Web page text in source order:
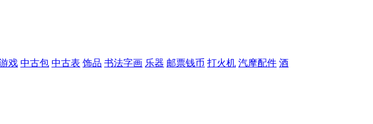
戏 中古包 中古表 饰品 书法字画 乐器 邮票钱币 打火机 汽摩配件 酒